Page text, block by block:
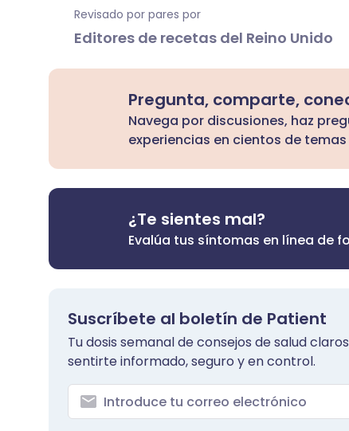
Revisado por pares por
Editores de recetas del Reino Unido
Pregunta, comparte,
Navega por discusiones, haz
experiencias en cientos de
¿Te sientes mal?
Evalúa tus síntomas en línea de
Suscríbete al boletín de Patient
Tu dosis semanal de consejos de salud
sentirte informado, seguro y en control.